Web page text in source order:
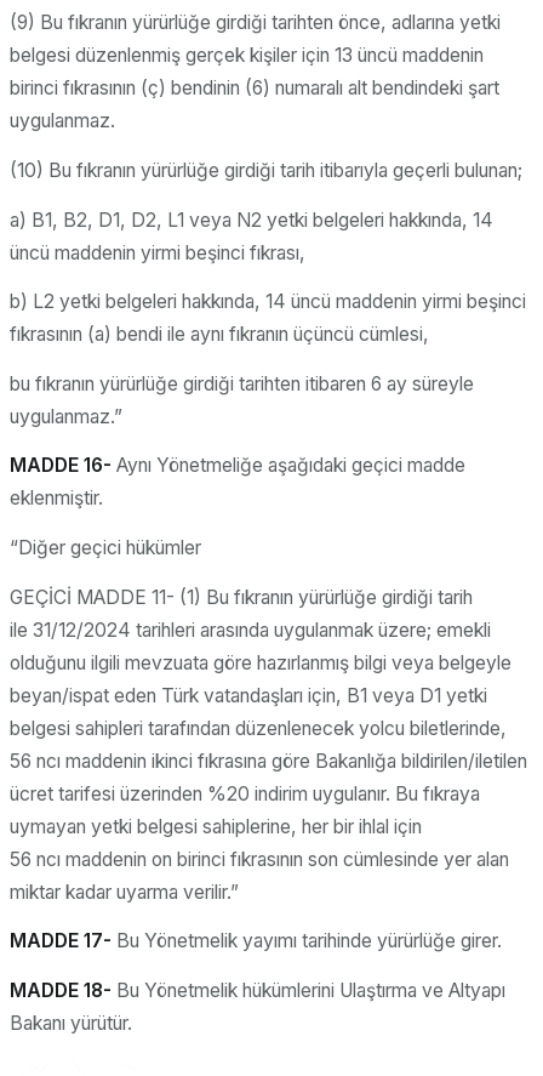
(9) Bu fıkranın yürürlüğe girdiği tarihten önce, adlarına yetki
belgesi düzenlenmiş gerçek kişiler için 13 üncü maddenin
birinci fıkrasının (ç) bendinin (6) numaralı alt bendindeki şart
uygulanmaz.
(10) Bu fıkranın yürürlüğe girdiği tarih itibarıyla geçerli bulunan;
a) B1, B2, D1, D2, L1 veya N2 yetki belgeleri hakkında, 14
üncü maddenin yirmi beşinci fıkrası,
b) L2 yetki belgeleri hakkında, 14 üncü maddenin yirmi beşinci
fıkrasının (a) bendi ile aynı fıkranın üçüncü cümlesi,
bu fıkranın yürürlüğe girdiği tarihten itibaren 6 ay süreyle
uygulanmaz.”
MADDE 16- Aynı Yönetmeliğe aşağıdaki geçici madde
eklenmiştir.
“Diğer geçici hükümler
GEÇİCİ MADDE 11- (1) Bu fıkranın yürürlüğe girdiği tarih
ile 31/12/2024 tarihleri arasında uygulanmak üzere; emekli
olduğunu ilgili mevzuata göre hazırlanmış bilgi veya belgeyle
beyan/ispat eden Türk vatandaşları için, B1 veya D1 yetki
belgesi sahipleri tarafından düzenlenecek yolcu biletlerinde,
56 ncı maddenin ikinci fıkrasına göre Bakanlığa bildirilen/iletilen
ücret tarifesi üzerinden %20 indirim uygulanır. Bu fıkraya
uymayan yetki belgesi sahiplerine, her bir ihlal için
56 ncı maddenin on birinci fıkrasının son cümlesinde yer alan
miktar kadar uyarma verilir.”
MADDE 17- Bu Yönetmelik yayımı tarihinde yürürlüğe girer.
MADDE 18- Bu Yönetmelik hükümlerini Ulaştırma ve Altyapı
Bakanı yürütür.